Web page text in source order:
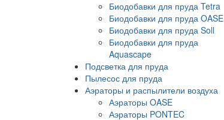
Биодобавки для пруда Tetra
Биодобавки для пруда OASE
Биодобавки для пруда Soll
Биодобавки для пруда
Aquascape
Подсветка для пруда
Пылесос для пруда
Аэраторы и распылители воздуха
Аэраторы OASE
Аэраторы PONTEC